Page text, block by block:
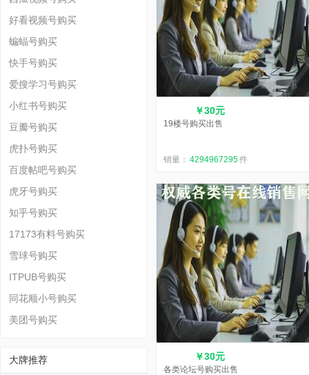
好看视频号购买
蝙蝠号购买
快手号购买
爱搜学习号购买
小红书号购买
豆瓣号购买
虎扑号购买
百度帖吧号购买
虎牙号购买
知乎号购买
17173有料号购买
雪球号购买
ITPUB号购买
同花顺小号购买
美团号购买
大牌推荐
￥30元
19楼号购买出售
销量： 4294967295件
￥30元
各类论坛号购买出售